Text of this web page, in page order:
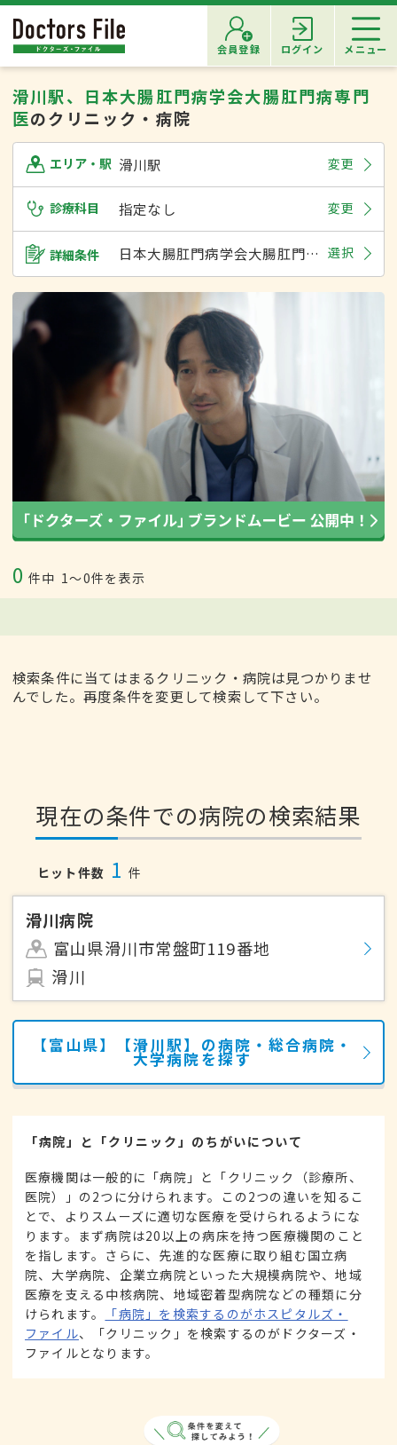
会員登録 ログイン メニュー
滑川駅、日本大腸肛門病学会大腸肛門病専門
医のクリニック・病院
エリア・駅 滑川駅 変更
診療科目 指定なし 変更
詳細条件 日本大腸肛門病学会大腸肛門病専門医 選択
0 件中 1〜0件を表示
検索条件に当てはまるクリニック・病院は見つかりませ
んでした。再度条件を変更して検索して下さい。
現在の条件での病院の検索結果
ヒット件数 1 件
滑川病院
富山県滑川市常盤町119番地
滑川
【富山県】【滑川駅】の病院・総合病院・
大学病院を探す
「病院」と「クリニック」のちがいについて
医療機関は一般的に「病院」と「クリニック（診療所、
医院）」の2つに分けられます。この2つの違いを知るこ
とで、よりスムーズに適切な医療を受けられるようにな
ります。まず病院は20以上の病床を持つ医療機関のこと
を指します。さらに、先進的な医療に取り組む国立病
院、大学病院、企業立病院といった大規模病院や、地域
医療を支える中核病院、地域密着型病院などの種類に分
けられます。
「病院」を検索するのがホスピタルズ・
ファイル、「クリニック」を検索するのがドクターズ・
ファイルとなります。